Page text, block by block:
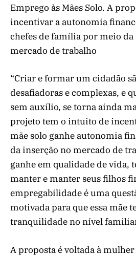
Emprego às Mães Solo. A
incentivar a autonomia
chefes de família por meio da
mercado de trabalho
“Criar e formar um cidadão
desafiadoras e complexas, e
sem auxílio, se torna ainda
projeto tem o intuito de
mãe solo ganhe autonomia
da inserção no mercado de
ganhe em qualidade de vida,
manter e manter seus filhos
empregabilidade é uma
motivada para que essa mãe
tranquilidade no nível
A proposta é voltada à